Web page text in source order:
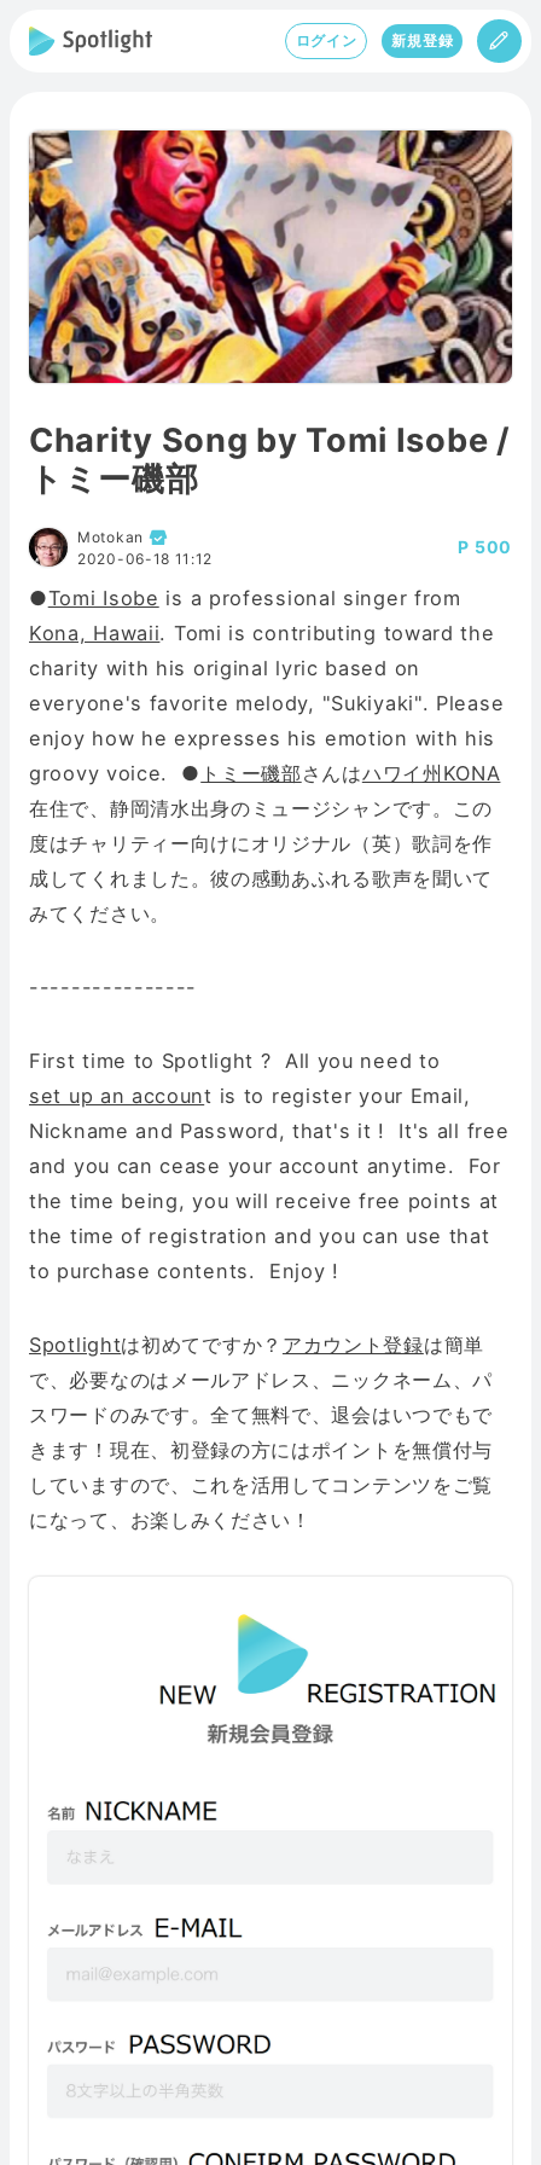
ログイン 新規登録
Charity Song by Tomi Isobe /
トミー磯部
Motokan
2020-06-18 11:12
500
●Tomi Isobe is a professional singer from
Kona, Hawaii. Tomi is contributing toward the
charity with his original lyric based on
everyone's favorite melody, "Sukiyaki". Please
enjoy how he expresses his emotion with his
groovy voice. ● トミー磯部 さんはハワイ州KONA
在住で、静岡清水出身のミュージシャンです。この
度はチャリティー向けにオリジナル（英）歌詞を作
成してくれました。彼の感動あふれる歌声を聞いて
みてください。
----------------
First time to Spotlight ? All you need to
set up an account is to register your Email,
Nickname and Password, that's it ! It's all free
and you can cease your account anytime. For
the time being, you will receive free points at
the time of registration and you can use that
to purchase contents. Enjoy !
Spotlightは初めてですか？ アカウント登録は簡単
で、必要なのはメールアドレス、ニックネーム、パ
スワードのみです。全て無料で、退会はいつでもで
きます！現在、初登録の方にはポイントを無償付与
していますので、これを活用してコンテンツをご覧
になって、お楽しみください！